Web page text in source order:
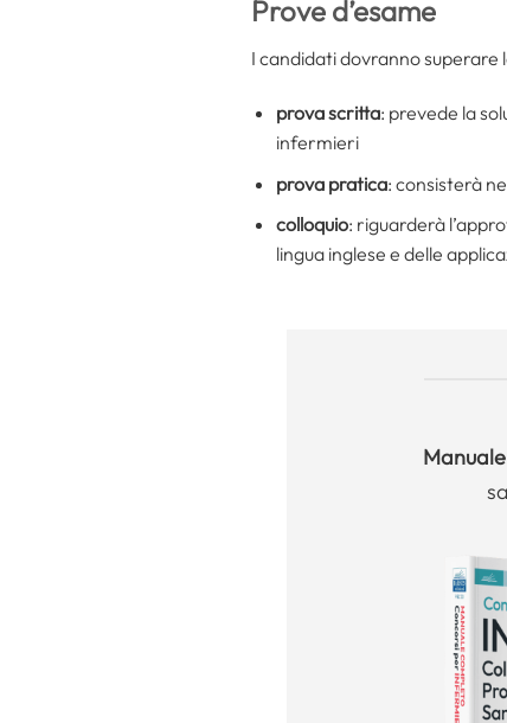
Prove d’esame
I candidati dovranno superare
prova scritta: prevede la
infermieri
prova pratica: consisterà
colloquio: riguarderà
lingua inglese e delle
Manuale